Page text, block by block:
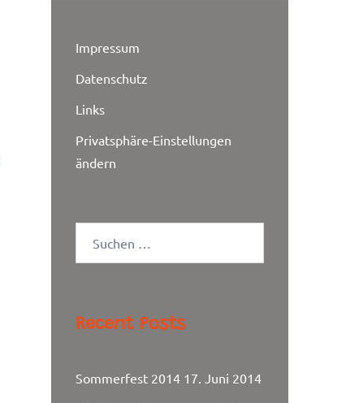
Impressum
Datenschutz
Links
Privatsphäre-Einstellungen
ändern
Recent Posts
Sommerfest 2014 17. Juni 2014